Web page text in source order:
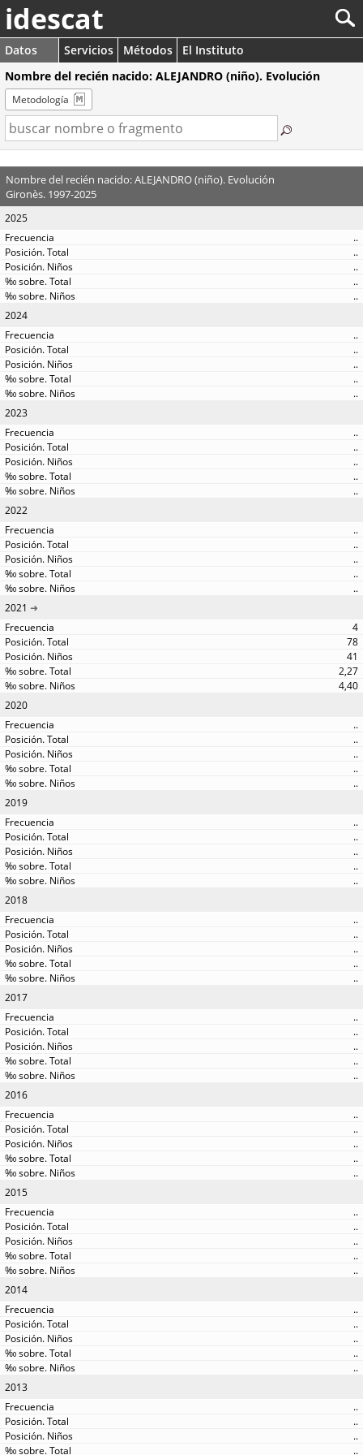
idescat
Datos Servicios Métodos
El Instituto
Nombre del recién nacido: ALEJANDRO (niño). Evolución
Metodología
Nombre del recién nacido: ALEJANDRO (niño). Evolución
Gironès. 1997-2025
2025
..
..
..
..
..
2024
..
..
..
..
..
2023
..
..
..
..
..
2022
..
..
..
..
..
2021
4
78
41
2,27
4,40
2020
..
..
..
..
..
2019
..
..
..
..
..
2018
..
..
..
..
..
2017
..
..
..
..
..
2016
..
..
..
..
..
2015
..
..
..
..
..
2014
..
..
..
..
..
2013
..
..
..
..